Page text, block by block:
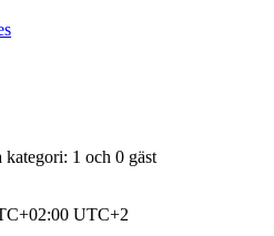
kategori: 1 och 0 gäst
UTC+2